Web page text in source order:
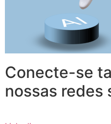
Conecte-se
nossas redes